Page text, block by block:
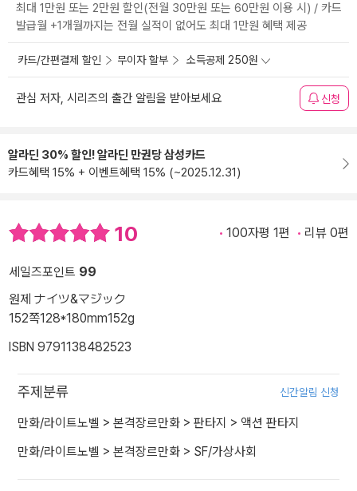
최대 1만원 또는 2만원 할인(전월 30만원 또는 60만원 이용 시) / 카드
발급월 +1개월까지는 전월 실적이 없어도 최대 1만원 혜택 제공
카드/간편결제 할인 무이자 할부 소득공제 250원
관심 저자, 시리즈의 출간 알림을 받아보세요 신청
알라딘 30% 할인! 알라딘 만권당 삼성카드
카드혜택 15% + 이벤트혜택 15% (~2025.12.31)
10 100자평 1편 리뷰 0편
세일즈포인트 99
원제 ナイツ&マジック
152쪽128*180mm152g
ISBN 9791138482523
주제분류 신간알림 신청
만화/라이트노벨 > 본격장르만화 > 판타지 > 액션 판타지
만화/라이트노벨 > 본격장르만화 > SF/가상사회